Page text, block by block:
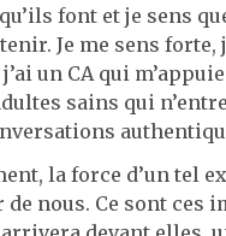
font et je sens
Je me sens
un CA qui
sains qui
la force d’un tel
nous. Ce sont ces